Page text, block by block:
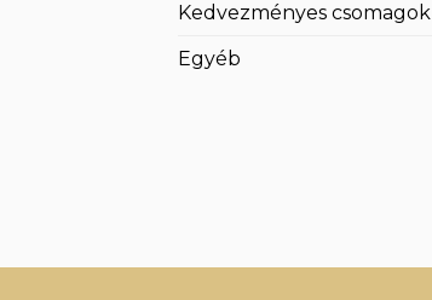
Kedvezményes csomagok
Egyéb